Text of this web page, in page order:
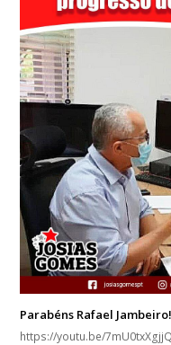
Parabéns Rafael Jambeiro!
https://youtu.be/